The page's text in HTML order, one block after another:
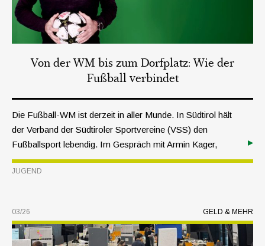
Von der WM bis zum Dorfplatz: Wie der
Fußball verbindet
Die Fußball-WM ist derzeit in aller Munde. In Südtirol hält
der Verband der Südtiroler Sportvereine (VSS) den
Fußballsport lebendig. Im Gespräch mit Armin Kager,
Leiter des Referats Fußball, werfen wir einen Blick hinter
die Kulissen des Kinder- und Jugendfußballs.
JUGEND
GELD & MEHR
03/26